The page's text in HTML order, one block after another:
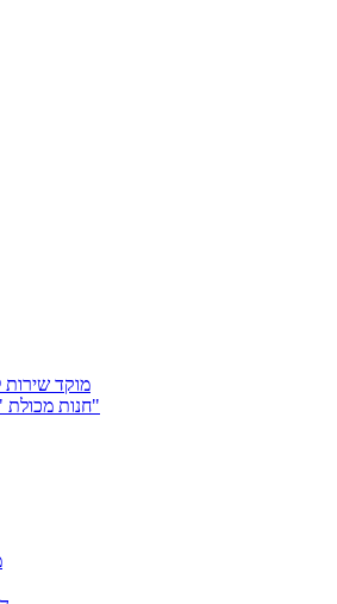
מוקד שירות
חנות מכולת "כשר לך"